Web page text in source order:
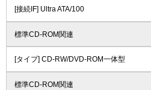
[接続IF] Ultra ATA/100
標準CD-ROM関連
[タイプ] CD-RW/DVD-ROM一体型
標準CD-ROM関連